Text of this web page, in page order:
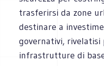
trasferirsi da zone
destinare a
governativi, rivelatisi
infrastrutture di